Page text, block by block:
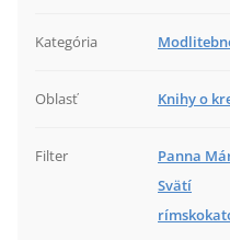
Kategória
Oblasť Knihy o
Filter
Panna
Svätí